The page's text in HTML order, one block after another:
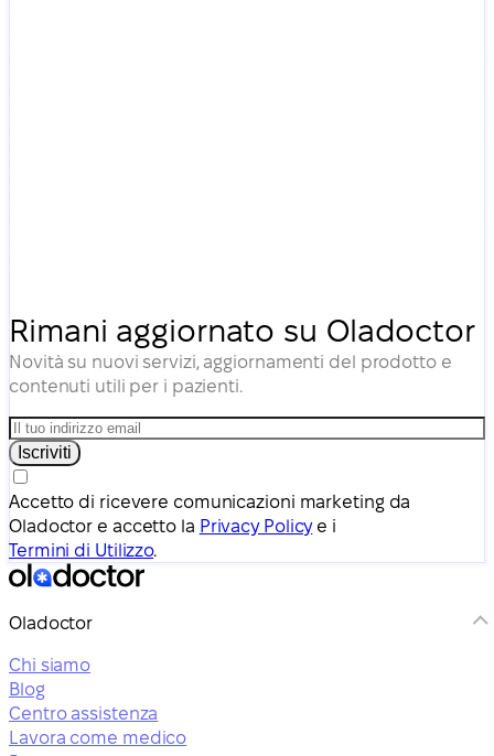
Rimani aggiornato su Oladoctor
Novità su nuovi servizi, aggiornamenti del prodotto e
contenuti utili per i pazienti.
Iscriviti
Accetto di ricevere comunicazioni marketing da
Oladoctor e accetto la Privacy Policye i
Termini di Utilizzo.
Oladoctor
Chi siamo
Blog
Centro assistenza
Lavora come medico